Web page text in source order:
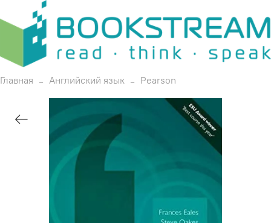
Главная Английский язык Pearson